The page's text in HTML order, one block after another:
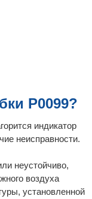
P0099?
индикатор
неисправности.
неустойчиво,
воздуха
установленной